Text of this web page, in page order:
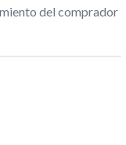
del comprador